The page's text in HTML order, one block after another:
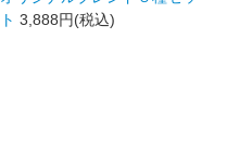
ト 3,888円(税込)